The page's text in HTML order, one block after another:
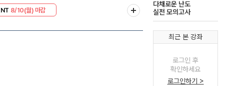
8/10(월) 마감
다채로운 난도
실전 모의고사
최근 본 강좌
로그인 후
확인하세요
로그인하기 >